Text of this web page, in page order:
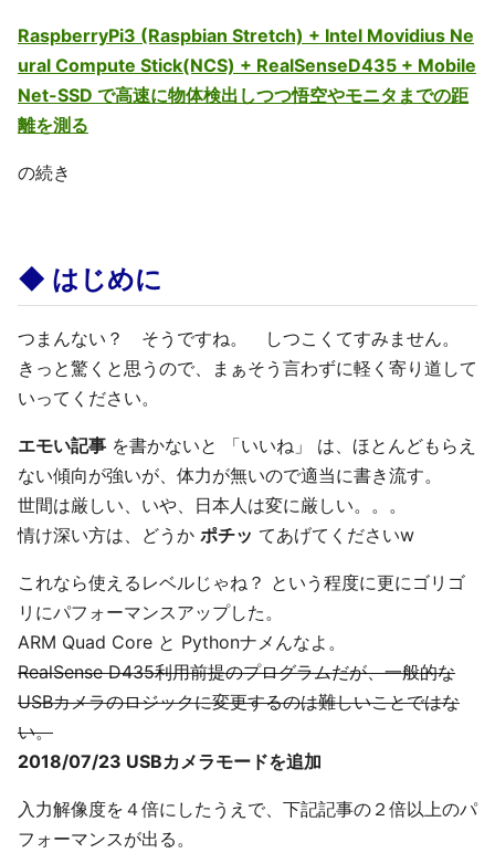
RaspberryPi3 (Raspbian Stretch) + Intel Movidius Ne
ural Compute Stick(NCS) + RealSenseD435 + Mobile
Net-SSD で高速に物体検出しつつ悟空やモニタまでの距
離を測る
の続き
◆ はじめに
つまんない？ そうですね。 しつこくてすみません。
きっと驚くと思うので、まぁそう言わずに軽く寄り道して
いってください。
エモい記事 を書かないと 「いいね」 は、ほとんどもらえ
ない傾向が強いが、体力が無いので適当に書き流す。
世間は厳しい、いや、日本人は変に厳しい。。。
情け深い方は、どうか ポチッ てあげてくださいw
これなら使えるレベルじゃね？ という程度に更にゴリゴ
リにパフォーマンスアップした。
ARM Quad Core と Pythonナメんなよ。
RealSense D435利用前提のプログラムだが、一般的な
USBカメラのロジックに変更するのは難しいことではな
い。
2018/07/23 USBカメラモードを追加
入力解像度を４倍にしたうえで、下記記事の２倍以上のパ
フォーマンスが出る。